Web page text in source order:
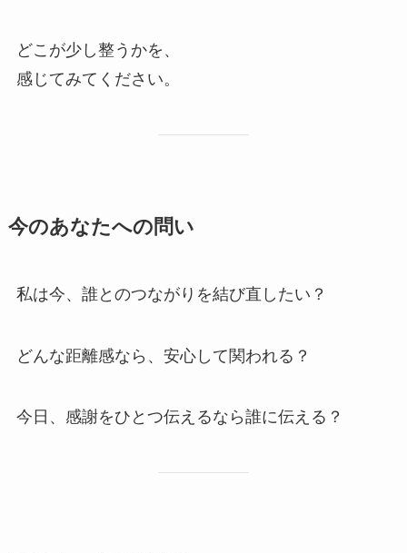
どこが少し整うかを、
感じてみてください。
今のあなたへの問い
私は今、誰とのつながりを結び直したい？
どんな距離感なら、安心して関われる？
今日、感謝をひとつ伝えるなら誰に伝える？